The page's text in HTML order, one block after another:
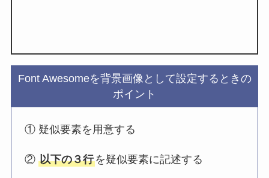
Font Awesomeを背景画像として設定するときの
ポイント
① 疑似要素を用意する
②以下の３行を疑似要素に記述する